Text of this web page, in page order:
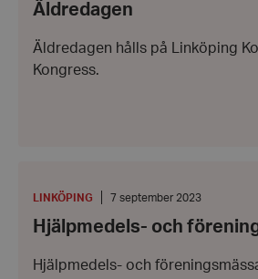
oktober
Äldredagen
Äldredagen hålls på Linköping
Kongress.
föreningsmässa
PLATS:
LINKÖPING
Datum:
september
7 september 2023
Hjälpmedels- och
Hjälpmedels- och